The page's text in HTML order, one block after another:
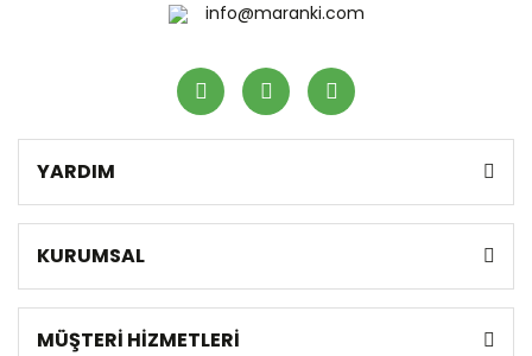
info@maranki.com
YARDIM
KURUMSAL
MÜŞTERİ HİZMETLERİ